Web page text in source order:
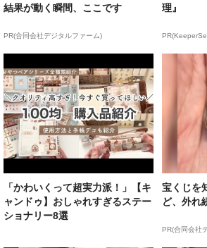
結果が動く瞬間、ここです
PR(合同会社デジタルファーム)
理』
「かわいくって超実力派！」【キ
ャンドゥ】おしゃれすぎるステー
ショナリー8選
宝くじを
ど、外れ
PR(合同会社